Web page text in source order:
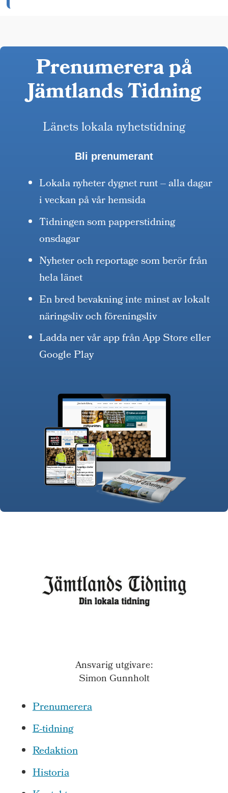
Prenumerera på
Jämtlands Tidning
Länets lokala nyhetstidning
Bli prenumerant
Lokala nyheter dygnet runt – alla dagar
i veckan på vår hemsida
Tidningen som papperstidning
onsdagar
Nyheter och reportage som berör från
hela länet
En bred bevakning inte minst av lokalt
näringsliv och föreningsliv
Ladda ner vår app från App Store eller
Google Play
Ansvarig utgivare:
Simon Gunnholt
Prenumerera
E-tidning
Redaktion
Historia